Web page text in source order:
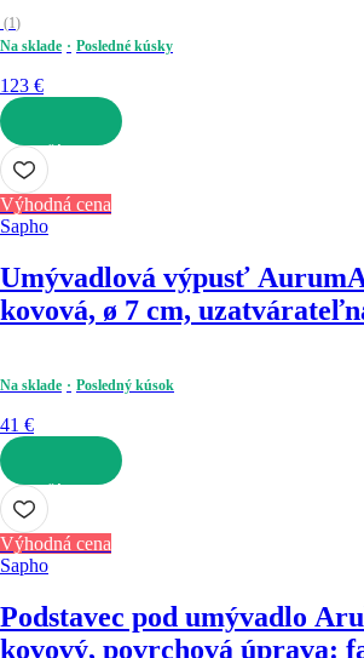
(1)
Na sklade
Posledné kúsky
123 €
DO KOŠÍKA
Výhodná cena
Sapho
Umývadlová výpusť Aurum
kovová, ø 7 cm,
Na sklade Posledný kúsok
41 €
DO KOŠÍKA
Výhodná cena
Sapho
Podstavec pod umývadlo
kovový, povrchová úprava: